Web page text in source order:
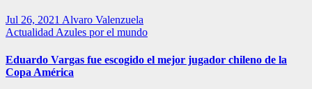
Jul 26, 2021 Alvaro Valenzuela
Actualidad Azules por el mundo
Eduardo Vargas fue escogido el mejor jugador chileno de la
Copa América